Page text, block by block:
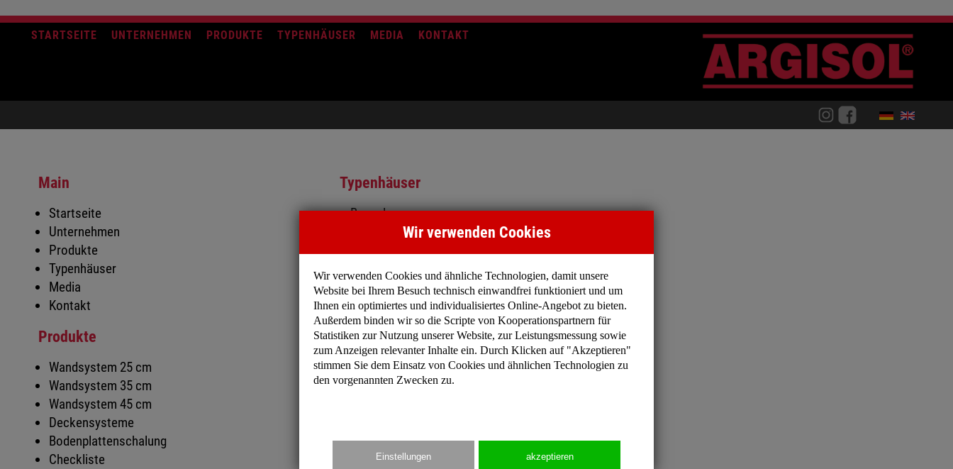
STARTSEITE UNTERNEHMEN PRODUKTE TYPENHÄUSER MEDIA KONTAKT
Main
Startseite
Unternehmen
Produkte
Typenhäuser
Media
Kontakt
Produkte
Wandsystem 25 cm
Wandsystem 35 cm
Wandsystem 45 cm
Deckensysteme
Bodenplattenschalung
Checkliste
Typenhäuser
Bungalows
Klassische Häuser
Mediterrane Häuser
Stadtvillen
Moderne Häuser
Mehrgenerationenhäuser
Villa Richmond
Wir verwenden Cookies
Wir verwenden Cookies und ähnliche Technologien, damit unsere
Website bei Ihrem Besuch technisch einwandfrei funktioniert und um
Ihnen ein optimiertes und individualisiertes Online-Angebot zu bieten.
Außerdem binden wir so die Scripte von Kooperationspartnern für
Statistiken zur Nutzung unserer Website, zur Leistungsmessung sowie
zum Anzeigen relevanter Inhalte ein. Durch Klicken auf "Akzeptieren"
stimmen Sie dem Einsatz von Cookies und ähnlichen Technologien zu
den vorgenannten Zwecken zu.
Einstellungen akzeptieren